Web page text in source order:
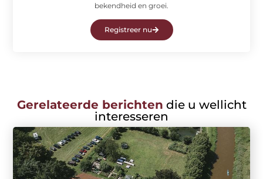
bekendheid en groei.
Registreer nu
Gerelateerde berichten die u wellicht
interesseren